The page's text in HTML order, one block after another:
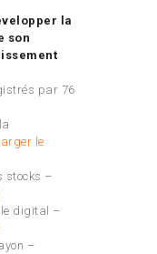
la
son
par 76
le
stocks –
le digital –
–